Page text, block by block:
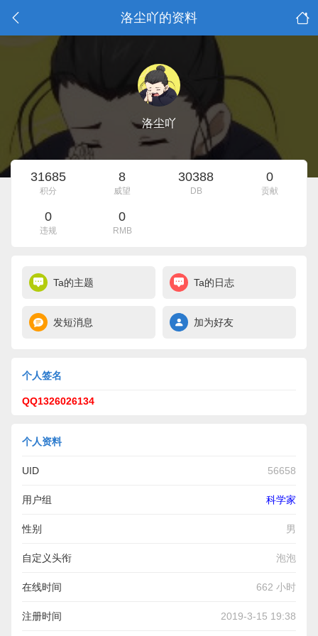
洛尘吖的资料
洛尘吖
31685
积分
8
威望
30388
DB
0
贡献
0
违规
0
RMB
Ta的主题 Ta的日志
发短消息 加为好友
个人签名
QQ1326026134
个人资料
UID 56658
用户组 科学家
性别 男
自定义头衔 泡泡
在线时间 662 小时
注册时间 2019-3-15 19:38